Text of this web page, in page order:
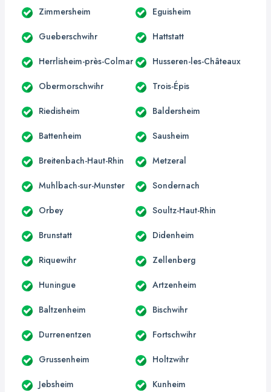
Zimmersheim Eguisheim
Gueberschwihr Hattstatt
Herrlisheim-près-Colmar Husseren-les-Châteaux
Obermorschwihr Trois-Épis
Riedisheim Baldersheim
Battenheim Sausheim
Breitenbach-Haut-Rhin Metzeral
Muhlbach-sur-Munster Sondernach
Orbey Soultz-Haut-Rhin
Brunstatt Didenheim
Riquewihr Zellenberg
Huningue Artzenheim
Baltzenheim Bischwihr
Durrenentzen Fortschwihr
Grussenheim Holtzwihr
Jebsheim Kunheim